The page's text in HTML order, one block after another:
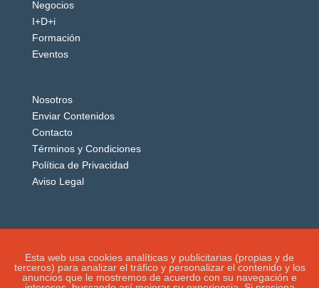
Negocios
I+D+i
Formación
Eventos
Nosotros
Enviar Contenidos
Contacto
Términos y Condiciones
Política de Privacidad
Aviso Legal
Esta web usa cookies analíticas y publicitarias (propias y de
terceros) para analizar el tráfico y personalizar el contenido y los
anuncios que le mostremos de acuerdo con su navegación e